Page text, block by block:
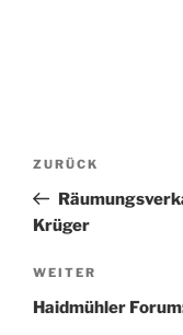
Vorheriger
Beitrag
ZURÜCK
Krüger
Nächster
Beitrag
WEITER
Haidmühler